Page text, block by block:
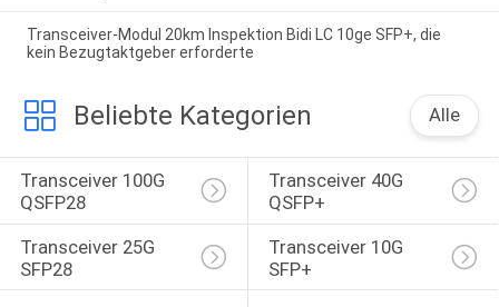
Transceiver-Modul 20km Inspektion Bidi LC 10ge SFP+, die
kein Bezugtaktgeber erforderte
Beliebte Kategorien Alle
Transceiver 100G
QSFP28
Transceiver 40G
QSFP+
Transceiver 25G
SFP28
Transceiver 10G
SFP+